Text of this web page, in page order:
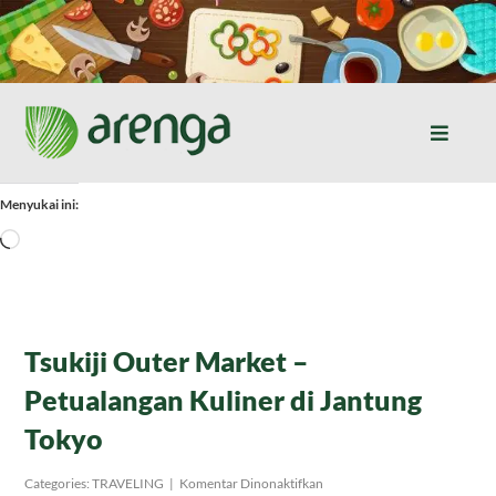
Skip
to
content
Toggle
Home
Tentang Kami
Produk
Menyukai ini:
Memuat...
Tsukiji Outer Market –
Petualangan Kuliner di Jantung
Tokyo
Categories:TRAVELING | Komentar Dinonaktifkan